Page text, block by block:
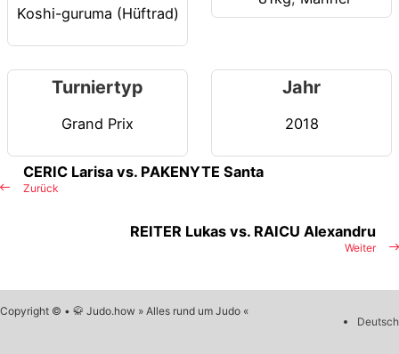
Koshi-guruma (Hüftrad)
Turniertyp
Grand Prix
Jahr
2018
Zurück
CERIC Larisa vs. PAKENYTE Santa
Weiter
REITER Lukas vs. RAICU Alexandru
Copyright © • 🥋 Judo.how » Alles rund um Judo «
Deutsch